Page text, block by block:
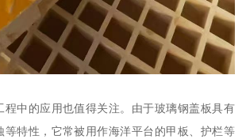
程中的应用也值得关注。由于玻璃钢盖板具有
等特性，它常被用作海洋平台的甲板、护栏等